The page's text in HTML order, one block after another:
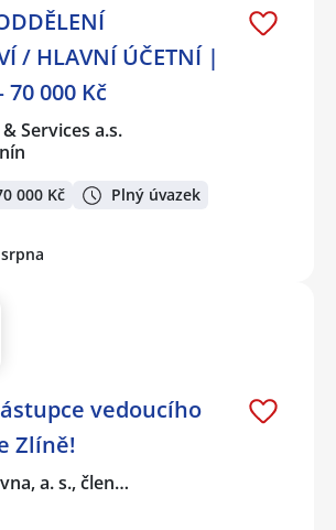
/ HLAVNÍ ÚČETNÍ |
70 000 Kč
Services a.s.
000 Kč Plný úvazek
vedoucího
Zlíně!
a. s., člen…